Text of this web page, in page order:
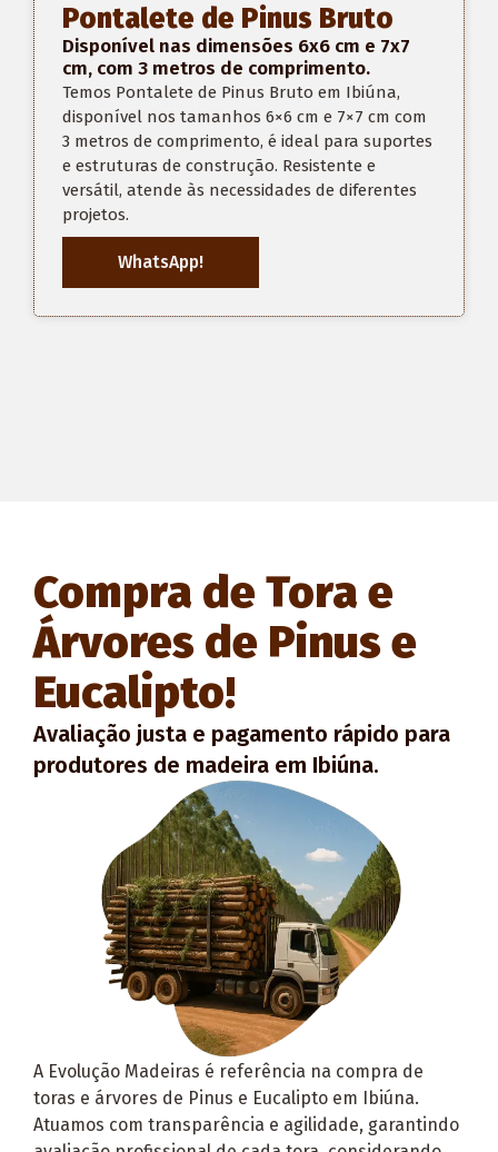
Pontalete de Pinus Bruto
Disponível nas dimensões 6x6 cm e 7x7
cm, com 3 metros de comprimento.
Temos Pontalete de Pinus Bruto em Ibiúna,
disponível nos tamanhos 6×6 cm e 7×7 cm com
3 metros de comprimento, é ideal para suportes
e estruturas de construção. Resistente e
versátil, atende às necessidades de diferentes
projetos.
WhatsApp!
Compra de Tora e
Árvores de Pinus e
Eucalipto!
Avaliação justa e pagamento rápido para
produtores de madeira em Ibiúna.
A Evolução Madeiras é referência na compra de
toras e árvores de Pinus e Eucalipto em Ibiúna.
Atuamos com transparência e agilidade, garantindo